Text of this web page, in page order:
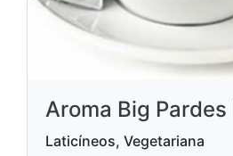
Aroma Big Pardes
Laticíneos, Vegetariana